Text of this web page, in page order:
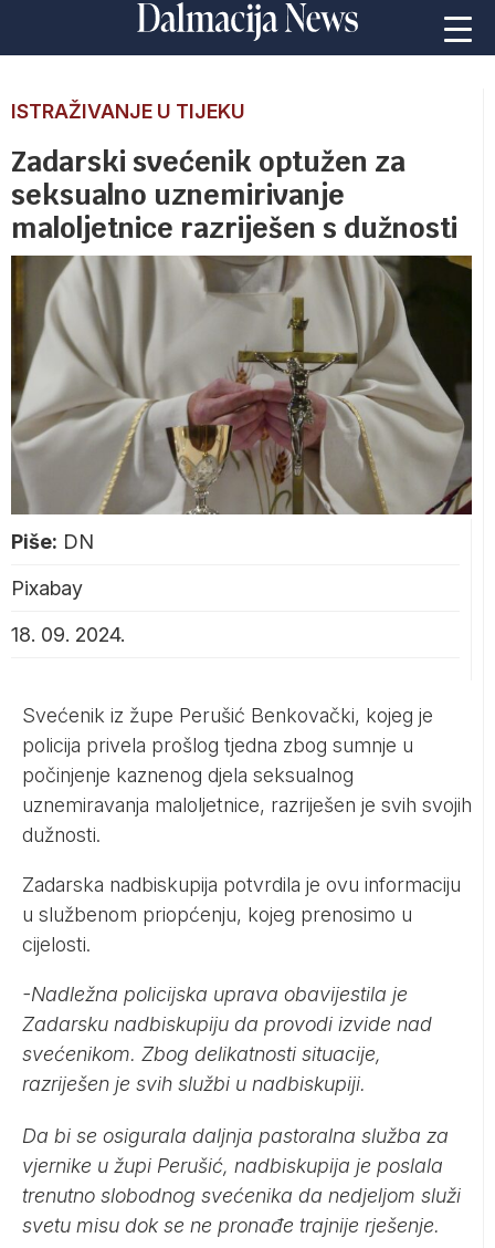
ISTRAŽIVANJE U TIJEKU
Zadarski svećenik optužen za
seksualno uznemirivanje
maloljetnice razriješen s dužnosti
Piše: DN
Pixabay
18. 09. 2024.
Svećenik iz župe Perušić Benkovački, kojeg je
policija privela prošlog tjedna zbog sumnje u
počinjenje kaznenog djela seksualnog
uznemiravanja maloljetnice, razriješen je svih svojih
dužnosti.
Zadarska nadbiskupija potvrdila je ovu informaciju
u službenom priopćenju, kojeg prenosimo u
cijelosti.
-Nadležna policijska uprava obavijestila je
Zadarsku nadbiskupiju da provodi izvide nad
svećenikom. Zbog delikatnosti situacije,
razriješen je svih službi u nadbiskupiji.
Da bi se osigurala daljnja pastoralna služba za
vjernike u župi Perušić, nadbiskupija je poslala
trenutno slobodnog svećenika da nedjeljom služi
svetu misu dok se ne pronađe trajnije rješenje.